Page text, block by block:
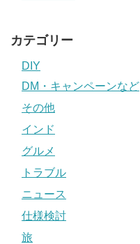
カテゴリー
DIY
DM・キャンペーンなど
その他
インド
グルメ
トラブル
ニュース
仕様検討
旅